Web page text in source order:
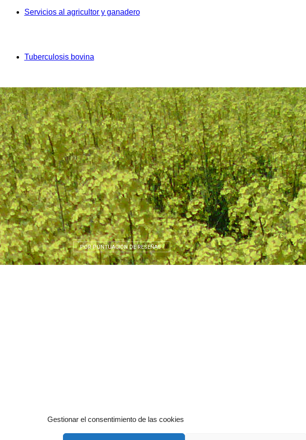
Gestionar el consentimiento de las cookies
Servicios al agricultor y ganadero
Tuberculosis bovina
POR PUNTUACIÓN DE RESEÑAS